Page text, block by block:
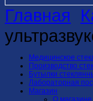
Главная
Медицинское
Производство
Бутылки
Лабораторная
Магазин
О магазине